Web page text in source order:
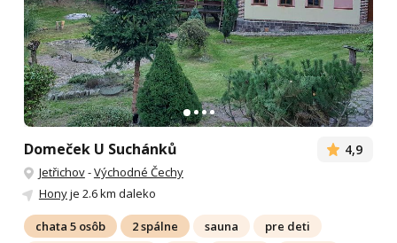
Domeček U Suchánků 4,9
Jetřichov-Východné Čechy
Honyje 2.6 km daleko
chata 5 osôb 2 spálne sauna
pre deti